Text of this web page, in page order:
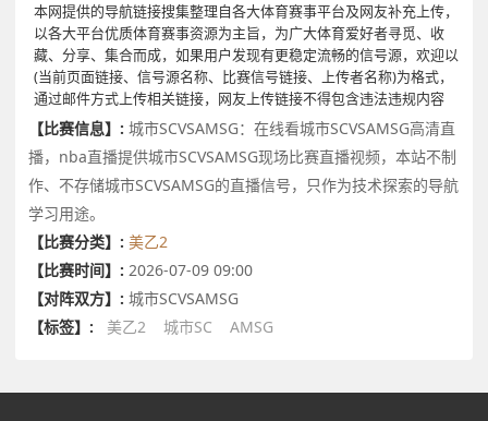
本网提供的导航链接搜集整理自各大体育赛事平台及网友补充上传，
以各大平台优质体育赛事资源为主旨，为广大体育爱好者寻觅、收
藏、分享、集合而成，如果用户发现有更稳定流畅的信号源，欢迎以
(当前页面链接、信号源名称、比赛信号链接、上传者名称)为格式，
通过邮件方式上传相关链接，网友上传链接不得包含违法违规内容
【比赛信息】: 城市SCVSAMSG：在线看城市SCVSAMSG高清直
播，nba直播提供城市SCVSAMSG现场比赛直播视频，本站不制
作、不存储城市SCVSAMSG的直播信号，只作为技术探索的导航
学习用途。
【比赛分类】: 美乙2
【比赛时间】: 2026-07-09 09:00
【对阵双方】: 城市SCVSAMSG
【标签】:
美乙2 城市SC AMSG